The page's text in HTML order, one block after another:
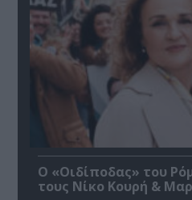
O «Οιδίποδας» του
τους Νίκο Κουρή &